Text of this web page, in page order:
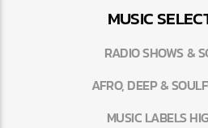
MUSIC
RADIO SHOWS &
AFRO, DEEP &
MUSIC LABELS